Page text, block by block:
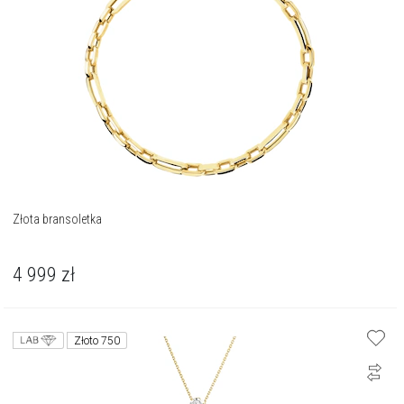
Złota bransoletka
4 999 zł
Złoto 750